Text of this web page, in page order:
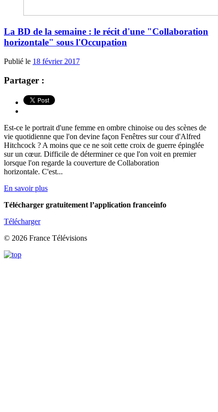
La BD de la semaine : le récit d'une "Collaboration
horizontale" sous l'Occupation
Publié le 18 février 2017
Partager :
Est-ce le portrait d'une femme en ombre chinoise ou des scènes de
vie quotidienne que l'on devine façon Fenêtres sur cour d'Alfred
Hitchcock ? A moins que ce ne soit cette croix de guerre épinglée
sur un cœur. Difficile de déterminer ce que l'on voit en premier
lorsque l'on regarde la couverture de Collaboration
horizontale. C'est...
En savoir plus
Télécharger gratuitement l’application franceinfo
Télécharger
© 2026 France Télévisions